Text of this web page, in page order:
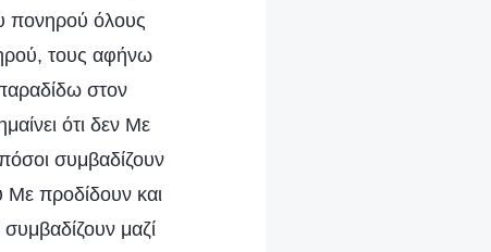
πονηρού όλους
τους αφήνω
στον
ότι δεν Με
συμβαδίζουν
Με προδίδουν και
μαζί